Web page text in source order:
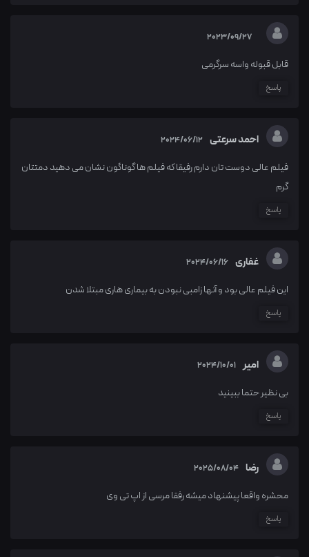
2023/09/27
قابل قبوله واسه سرگرمی
پاسخ
احمد سرعتی 2024/06/12
فیلم عالی دوست تان دارم رفیقا که فیلم ها گوناگون نشان می دهید دمتتان
گرم
پاسخ
غفاری 2024/06/16
این فیلم عالی بود و آنها زامبی نبودن به بیماری هاری مبتلا شدن
پاسخ
امیر 2024/10/01
بی نظیر حتما ببینید
پاسخ
رضا 2025/08/04
محشره واقعا پیشنهاد میشه رفقا مرسی از اپ تی وی
پاسخ